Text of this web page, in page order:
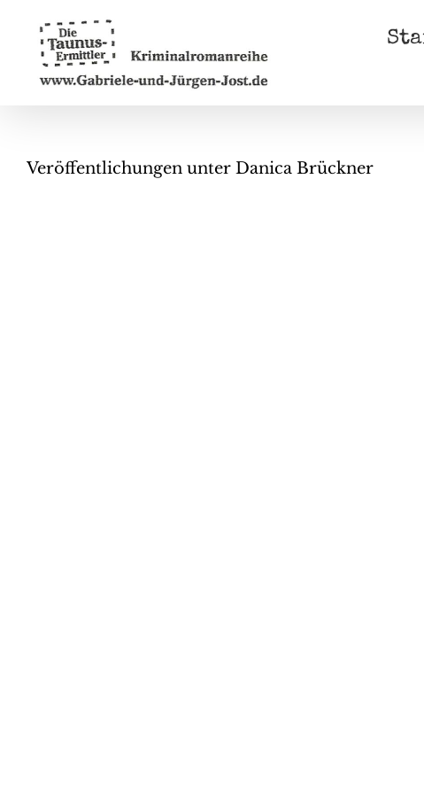
Inhalt
springen
Veröffentlichungen unter Danica Brückner